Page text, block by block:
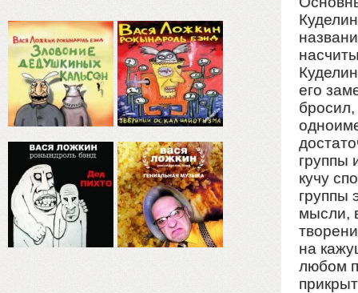
его
группы
кучу
группы
мысли,
на
любом